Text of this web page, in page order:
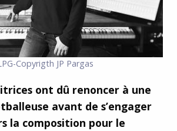
Copyrigth JP Pargas
ont dû renoncer à une
avant de s’engager
la composition pour le